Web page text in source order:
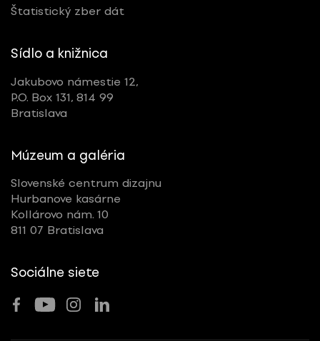
Štatistický zber dát
Sídlo a knižnica
Jakubovo námestie 12,
P.O. Box 131, 814 99
Bratislava
Múzeum a galéria
Slovenské centrum dizajnu
Hurbanove kasárne
Kollárovo nám. 10
811 07 Bratislava
Sociálne siete